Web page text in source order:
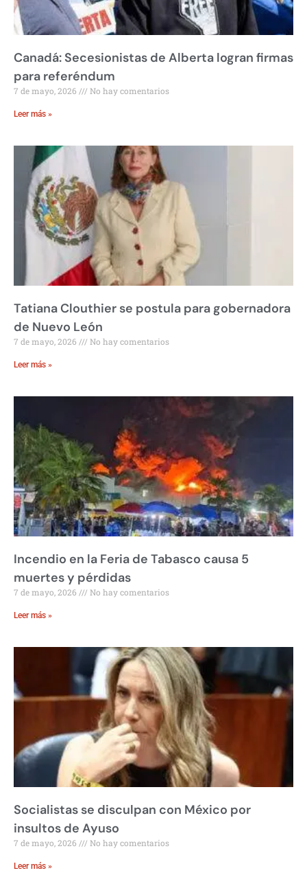
Canadá: Secesionistas de Alberta logran firmas
para referéndum
7 de mayo, 2026 No hay comentarios
Leer más »
Tatiana Clouthier se postula para gobernadora
de Nuevo León
7 de mayo, 2026 No hay comentarios
Leer más »
Incendio en la Feria de Tabasco causa 5
muertes y pérdidas
7 de mayo, 2026 No hay comentarios
Leer más »
Socialistas se disculpan con México por
insultos de Ayuso
7 de mayo, 2026 No hay comentarios
Leer más »